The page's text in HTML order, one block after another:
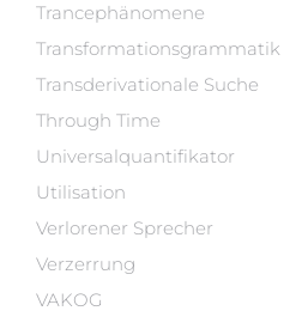
Trancephänomene
Transformationsgrammatik
Transderivationale Suche
Through Time
Universalquantifikator
Utilisation
Verlorener Sprecher
Verzerrung
VAKOG